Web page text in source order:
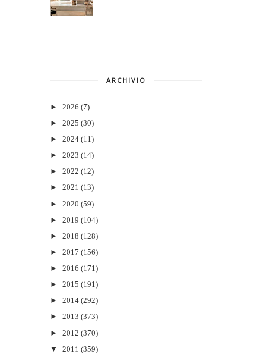
ARCHIVIO
► 2026 (7)
► 2025 (30)
► 2024 (11)
► 2023 (14)
► 2022 (12)
► 2021 (13)
► 2020 (59)
► 2019 (104)
► 2018 (128)
► 2017 (156)
► 2016 (171)
► 2015 (191)
► 2014 (292)
► 2013 (373)
► 2012 (370)
▼
2011 (359)